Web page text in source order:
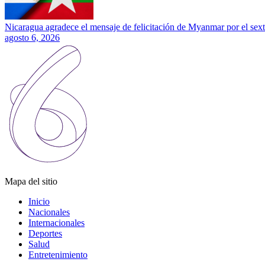
Nicaragua agradece el mensaje de felicitación de Myanmar por el
agosto 6, 2026
Mapa del sitio
Inicio
Nacionales
Internacionales
Deportes
Salud
Entretenimiento